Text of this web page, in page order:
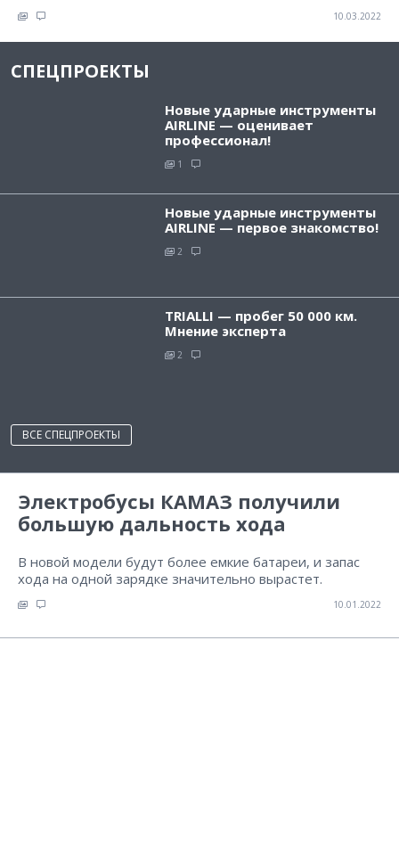
10.03.2022
СПЕЦПРОЕКТЫ
Новые ударные инструменты
AIRLINE — оценивает
профессионал!
1
Новые ударные инструменты
AIRLINE — первое знакомство!
2
TRIALLI — пробег 50 000 км.
Мнение эксперта
2
ВСЕ СПЕЦПРОЕКТЫ
Электробусы КАМАЗ получили
большую дальность хода
В новой модели будут более емкие батареи, и запас
хода на одной зарядке значительно вырастет.
10.01.2022